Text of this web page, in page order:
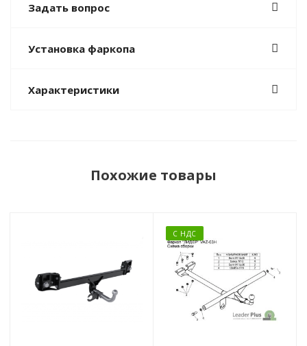
Задать вопрос
Установка фаркопа
Характеристики
Похожие товары
С НДС